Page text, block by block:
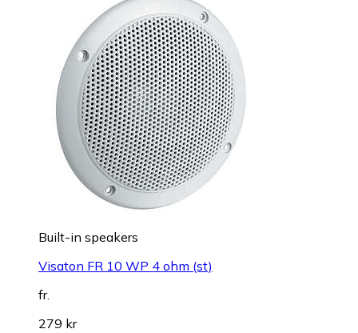
Built-in speakers
Visaton FR 10 WP 4 ohm (st)
fr.
279 kr